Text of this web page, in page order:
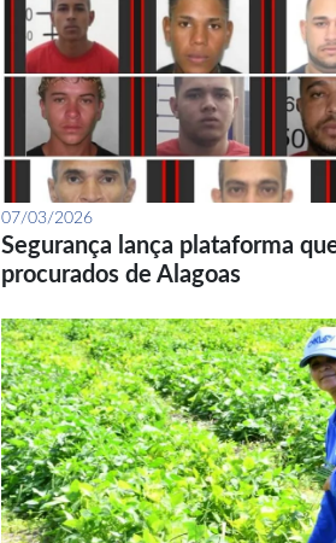
07/03/2026
Segurança lança plataforma
procurados de Alagoas